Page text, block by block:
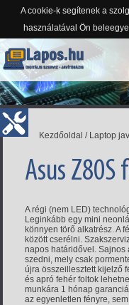
A cookie-k segítenek a
használatával Ön
Kezdőoldal / Laptop
Asus Z80S
A régi (nem LED)
Leginkább egy mini
könnyen törő alkatrész. A
között cserélni.
napos határidővel. Sajnos
szedni, mely csak
újra összeillesztett kijelző
és apró fehér foltok
munkára 1 hónap
az egyenletlen fényre,